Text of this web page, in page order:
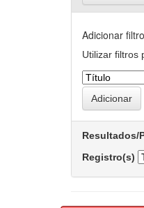
Adicionar
Utilizar filtros
Resultados/
Registro(s)